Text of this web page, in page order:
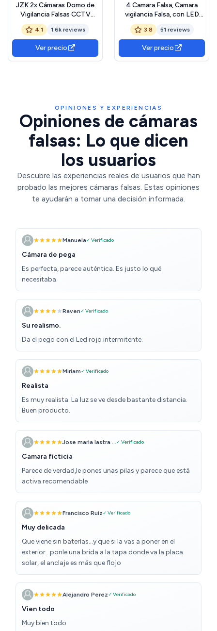
JZK 2x Cámaras Domo de
Vigilancia Falsas CCTV
simuladas con LED
Intermitente Imitación Real
para Seguridad de Oficina
en el hogar
4.1 1.6k reviews
Ver precio
4 Camara Falsa, Camara
vigilancia Falsa, con LED
Rojo Parpadeante, cámara
de Seguridad CCTV, para
Interior y Exterior (Negro)
3.8 51 reviews
Ver precio
OPINIONES Y EXPERIENCIAS
Opiniones de cámaras
falsas: Lo que dicen
los usuarios
Descubre las experiencias reales de usuarios que han
probado las mejores cámaras falsas. Estas opiniones
te ayudarán a tomar una decisión informada.
Manuela✓ Verificado
Cámara de pega
Es perfecta, parece auténtica. Es justo lo qué
necesitaba.
Raven✓ Verificado
Su realismo.
Da el pego con el Led rojo intermitente.
Miriam✓ Verificado
Realista
Es muy realista. La luz se ve desde bastante distancia.
Buen producto.
Jose maria lastra ... ✓ Verificado
Camara ficticia
Parece de verdad,le pones unas pilas y parece que está
activa.recomendable
Francisco Ruiz✓ Verificado
Muy delicada
Que viene sin baterías...y que si la vas a poner en el
exterior...ponle una brida a la tapa donde va la placa
solar, el anclaje es más que flojo
Alejandro Perez✓ Verificado
Vien todo
Muy bien todo